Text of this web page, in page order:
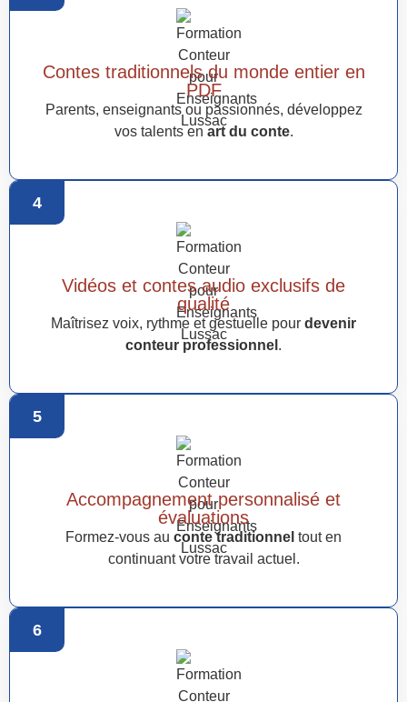
Contes traditionnels du monde entier en
PDF
Parents, enseignants ou passionnés, développez
vos talents en art du conte.
4
Vidéos et contes audio exclusifs de
qualité
Maîtrisez voix, rythme et gestuelle pour devenir
conteur professionnel .
5
Accompagnement personnalisé et
évaluations
Formez-vous au conte traditionnel tout en
continuant votre travail actuel.
6